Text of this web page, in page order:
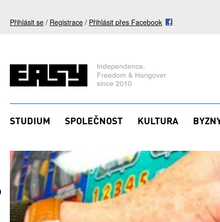
Přihlásit se / Registrace / Přihlásit přes Facebook
STUDIUM SPOLEČNOST KULTURA